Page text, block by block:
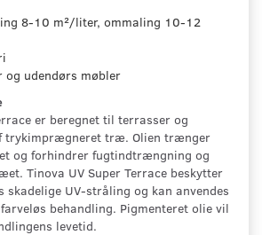
8-10 m²/liter, ommaling 10-12
og udendørs møbler
er beregnet til terrasser og
trykimprægneret træ. Olien trænger
og forhindrer fugtindtrængning og
Tinova UV Super Terrace beskytter
skadelige UV-stråling og kan anvendes
behandling. Pigmenteret olie vil
levetid.